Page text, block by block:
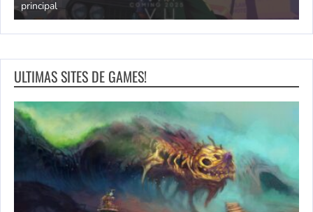
principal
ULTIMAS SITES DE GAMES!